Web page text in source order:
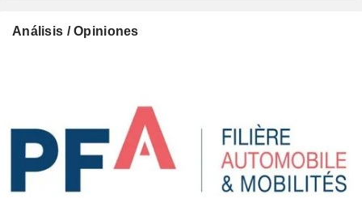
Análisis / Opiniones